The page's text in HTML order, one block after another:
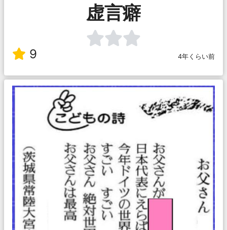
虚言癖
9 4年くらい前